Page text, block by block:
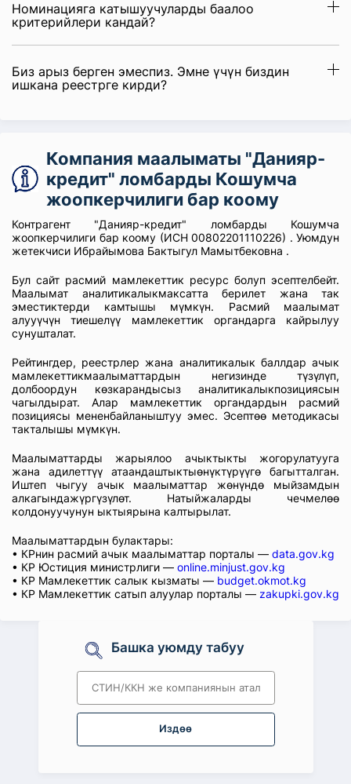
Номинацияга катышуучуларды баалоо
критерийлери кандай?
Биз арыз берген эмеспиз. Эмне үчүн биздин
ишкана реестрге кирди?
Компания маалыматы "Данияр-
кредит" ломбарды Кошумча
жоопкерчилиги бар коому
Контрагент "Данияр-кредит" ломбарды Кошумча
жоопкерчилиги бар коому (ИСН 00802201110226) . Уюмдун
жетекчиси Ибрайымова Бактыгул Мамытбековна .
Бул сайт расмий мамлекеттик ресурс болуп эсептелбейт.
Маалымат аналитикалыкмаксатта берилет жана так
эместиктерди камтышы мүмкүн. Расмий маалымат
алууүчүн тиешелүү мамлекеттик органдарга кайрылуу
сунушталат.
Рейтингдер, реестрлер жана аналитикалык баллдар ачык
мамлекеттикмаалыматтардын негизинде түзүлүп,
долбоордун көзкарандысыз аналитикалыкпозициясын
чагылдырат. Алар мамлекеттик органдардын расмий
позициясы мененбайланыштуу эмес. Эсептөө методикасы
такталышы мүмкүн.
Маалыматтарды жарыялоо ачыктыкты жогорулатууга
жана адилеттүү атаандаштыктыөнүктүрүүгө багытталган.
Иштеп чыгуу ачык маалыматтар жөнүндө мыйзамдын
алкагындажүргүзүлөт. Натыйжаларды чечмелөө
колдонуучунун ыктыярына калтырылат.
Маалыматтардын булактары:
• КРнин расмий ачык маалыматтар порталы — data.gov.kg
• КР Юстиция министрлиги — online.minjust.gov.kg
• КР Мамлекеттик салык кызматы — budget.okmot.kg
• КР Мамлекеттик сатып алуулар порталы — zakupki.gov.kg
Башка уюмду табуу
Издөө